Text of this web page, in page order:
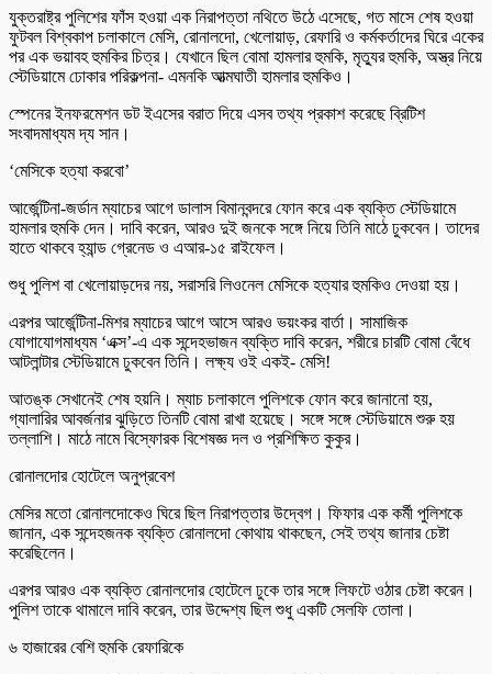
যুক্তরাষ্ট্র পুলিশের ফাঁস হওয়া এক নিরাপত্তা নথিতে উঠে এসেছে, গত মাসে শেষ হওয়া
ফুটবল বিশ্বকাপ চলাকালে মেসি, রোনালদো, খেলোয়াড়, রেফারি ও কর্মকর্তাদের ঘিরে একের
পর এক ভয়াবহ হুমকির চিত্র। যেখানে ছিল বোমা হামলার হুমকি, মৃত্যুর হুমকি, অস্ত্র নিয়ে
স্টেডিয়ামে ঢোকার পরিকল্পনা- এমনকি আত্মঘাতী হামলার হুমকিও।
স্পেনের ইনফরমেশন ডট ইএসের বরাত দিয়ে এসব তথ্য প্রকাশ করেছে ব্রিটিশ
সংবাদমাধ্যম দ্য সান।
‘মেসিকে হত্যা করবো’
আর্জেন্টিনা-জর্ডান ম্যাচের আগে ডালাস বিমানবন্দরে ফোন করে এক ব্যক্তি স্টেডিয়ামে
হামলার হুমকি দেন। দাবি করেন, আরও দুই জনকে সঙ্গে নিয়ে তিনি মাঠে ঢুকবেন। তাদের
হাতে থাকবে হ্যান্ড গ্রেনেড ও এআর-১৫ রাইফেল।
শুধু পুলিশ বা খেলোয়াড়দের নয়, সরাসরি লিওনেল মেসিকে হত্যার হুমকিও দেওয়া হয়।
এরপর আর্জেন্টিনা-মিশর ম্যাচের আগে আসে আরও ভয়ংকর বার্তা। সামাজিক
যোগাযোগমাধ্যম ‘এক্স’-এ এক সন্দেহভাজন ব্যক্তি দাবি করেন, শরীরে চারটি বোমা বেঁধে
আটলান্টার স্টেডিয়ামে ঢুকবেন তিনি। লক্ষ্য ওই একই- মেসি!
আতঙ্ক সেখানেই শেষ হয়নি। ম্যাচ চলাকালে পুলিশকে ফোন করে জানানো হয়,
গ্যালারির আবর্জনার ঝুড়িতে তিনটি বোমা রাখা হয়েছে। সঙ্গে সঙ্গে স্টেডিয়ামে শুরু হয়
তল্লাশি। মাঠে নামে বিস্ফোরক বিশেষজ্ঞ দল ও প্রশিক্ষিত কুকুর।
রোনালদোর হোটেলে অনুপ্রবেশ
মেসির মতো রোনালদোকেও ঘিরে ছিল নিরাপত্তার উদ্বেগ। ফিফার এক কর্মী পুলিশকে
জানান, এক সন্দেহজনক ব্যক্তি রোনালদো কোথায় থাকছেন, সেই তথ্য জানার চেষ্টা
করেছিলেন।
এরপর আরও এক ব্যক্তি রোনালদোর হোটেলে ঢুকে তার সঙ্গে লিফটে ওঠার চেষ্টা করেন।
পুলিশ তাকে থামালে দাবি করেন, তার উদ্দেশ্য ছিল শুধু একটি সেলফি তোলা।
৬ হাজারের বেশি হুমকি রেফারিকে